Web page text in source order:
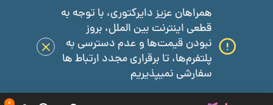
همراهان عزیز دایرکتوری، با توجه به
قطعی اینترنت بین الملل، بروز
نبودن قیمت‌ها و عدم دسترسی به
پلتفرم‌ها، تا برقراری مجدد ارتباط ها
سفارشی نمیپذیریم